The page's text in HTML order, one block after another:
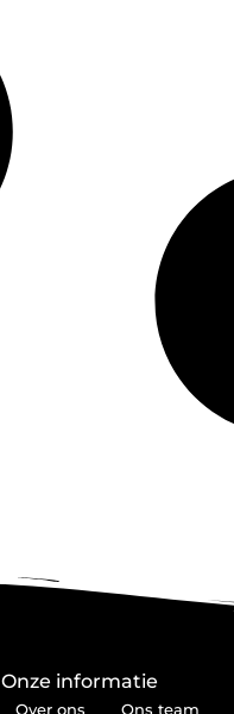
Onze informatie
Over ons Ons team